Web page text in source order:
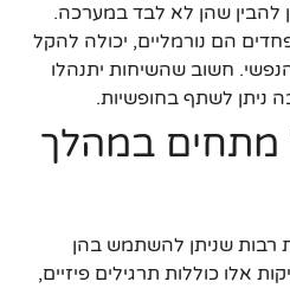
להבין שהן לא לבד במערכה.
הם נורמליים, יכולה להקל
חשוב שהשיחות יתנהלו
ניתן לשתף בחופשיות.
מתחים במהלך
רבות שניתן להשתמש בהן
אלו כוללות תרגילים פיזיים,